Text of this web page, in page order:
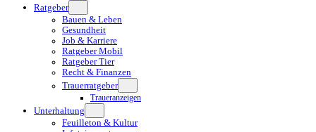
Ratgeber
Bauen & Leben
Gesundheit
Job & Karriere
Ratgeber Mobil
Ratgeber Tier
Recht & Finanzen
Trauerratgeber
Traueranzeigen
Unterhaltung
Feuilleton & Kultur